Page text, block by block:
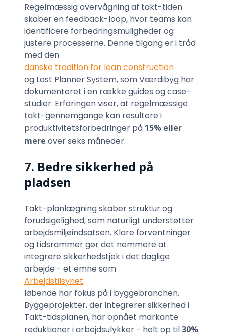
Regelmæssig overvågning af takt-tiden
skaber en feedback-loop, hvor teams kan
identificere forbedringsmuligheder og
justere processerne. Denne tilgang er i tråd
med den
danske tradition for lean construction
og Last Planner System, som Værdibyg har
dokumenteret i en række guides og case-
studier. Erfaringen viser, at regelmæssige
takt-gennemgange kan resultere i
produktivitetsforbedringer på 15% eller
mere over seks måneder.
7. Bedre sikkerhed på
pladsen
Takt-planlægning skaber struktur og
forudsigelighed, som naturligt understøtter
arbejdsmiljøindsatsen. Klare forventninger
og tidsrammer gør det nemmere at
integrere sikkerhedstjek i det daglige
arbejde - et emne som
Arbejdstilsynet
løbende har fokus på i byggebranchen.
Byggeprojekter, der integrerer sikkerhed i
Takt-tidsplanen, har opnået markante
reduktioner i arbejdsulykker - helt op til30%.